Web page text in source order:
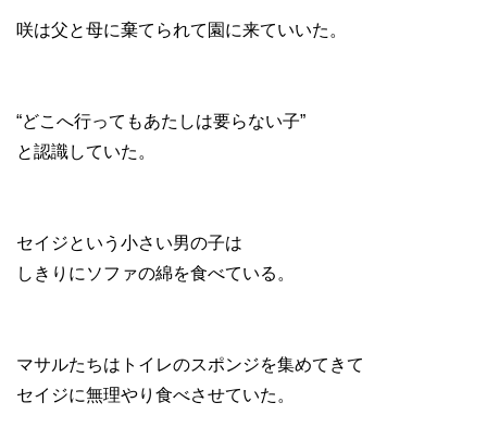
咲は父と母に棄てられて園に来ていいた。
“どこへ行ってもあたしは要らない子”
と認識していた。
セイジという小さい男の子は
しきりにソファの綿を食べている。
マサルたちはトイレのスポンジを集めてきて
セイジに無理やり食べさせていた。